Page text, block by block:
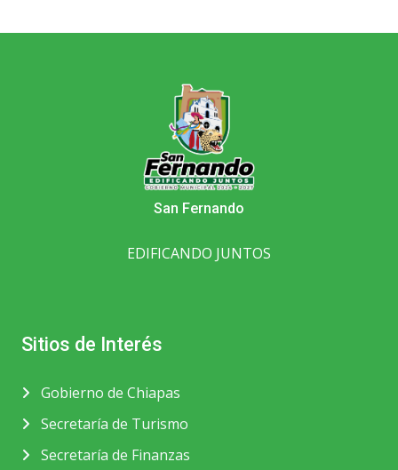
San Fernando
EDIFICANDO JUNTOS
Sitios de Interés
Gobierno de Chiapas
Secretaría de Turismo
Secretaría de Finanzas